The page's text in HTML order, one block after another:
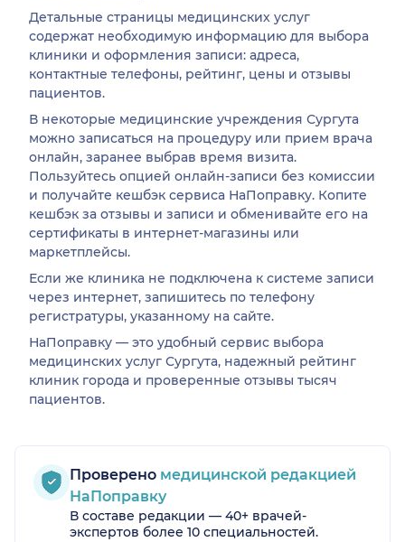
Детальные страницы медицинских услуг
содержат необходимую информацию для выбора
клиники и оформления записи: адреса,
контактные телефоны, рейтинг, цены и отзывы
пациентов.
В некоторые медицинские учреждения Сургута
можно записаться на процедуру или прием врача
онлайн, заранее выбрав время визита.
Пользуйтесь опцией онлайн-записи без комиссии
и получайте кешбэк сервиса НаПоправку. Копите
кешбэк за отзывы и записи и обменивайте его на
сертификаты в интернет-магазины или
маркетплейсы.
Если же клиника не подключена к системе записи
через интернет, запишитесь по телефону
регистратуры, указанному на сайте.
НаПоправку — это удобный сервис выбора
медицинских услуг Сургута, надежный рейтинг
клиник города и проверенные отзывы тысяч
пациентов.
Проверено медицинской редакцией
НаПоправку
В составе редакции — 40+ врачей-
экспертов более 10 специальностей.